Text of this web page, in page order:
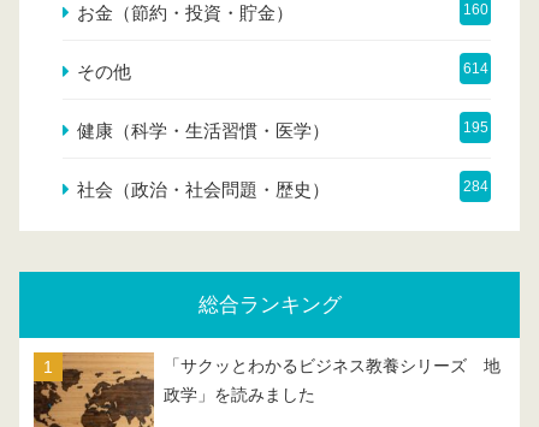
お金（節約・投資・貯金） 160
その他 614
健康（科学・生活習慣・医学） 195
社会（政治・社会問題・歴史） 284
総合ランキング
「サクッとわかるビジネス教養シリーズ 地
政学」を読みました